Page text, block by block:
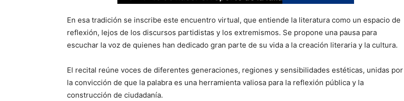
En esa tradición se inscribe este encuentro virtual, que entiende la literatura como un espacio de
reflexión, lejos de los discursos partidistas y los extremismos. Se propone una pausa para
escuchar la voz de quienes han dedicado gran parte de su vida a la creación literaria y la cultura.
El recital reúne voces de diferentes generaciones, regiones y sensibilidades estéticas, unidas por
la convicción de que la palabra es una herramienta valiosa para la reflexión pública y la
construcción de ciudadanía.